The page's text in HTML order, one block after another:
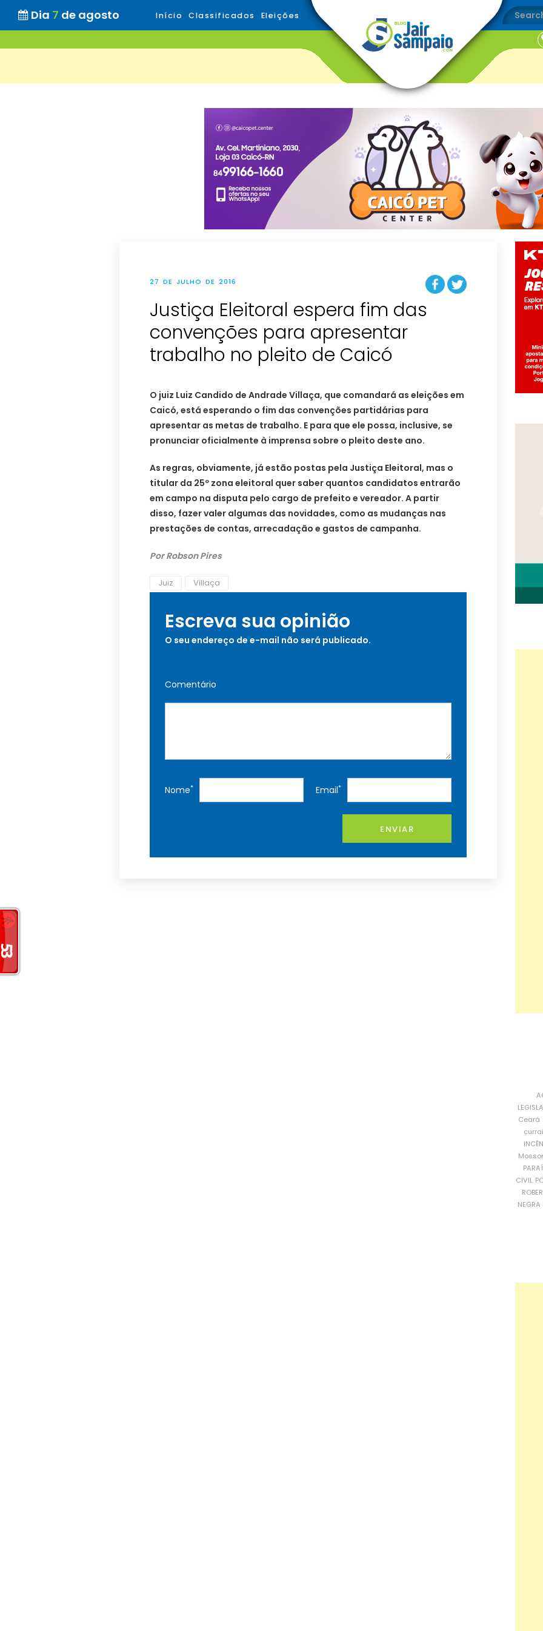
Dia 7 de agosto Início Classificados Eleições
27 DE JULHO DE 2016
Justiça Eleitoral espera fim das
convenções para apresentar
trabalho no pleito de Caicó
O juiz Luiz Candido de Andrade Villaça, que comandará as eleições em
Caicó, está esperando o fim das convenções partidárias para
apresentar as metas de trabalho. E para que ele possa, inclusive, se
pronunciar oficialmente à imprensa sobre o pleito deste ano.
As regras, obviamente, já estão postas pela Justiça Eleitoral, mas o
titular da 25º zona eleitoral quer saber quantos candidatos entrarão
em campo na disputa pelo cargo de prefeito e vereador. A partir
disso, fazer valer algumas das novidades, como as mudanças nas
prestações de contas, arrecadação e gastos de campanha.
Por Robson Pires
Juiz Villaça
Escreva sua opinião
O seu endereço de e-mail não será publicado.
Comentário
Nome* Email*
ENVIAR
Ceará
CIVIL
NEGRA